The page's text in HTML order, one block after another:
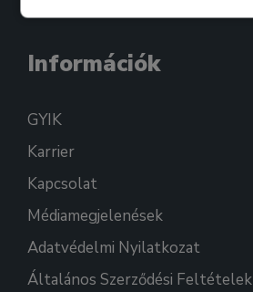
Információk
GYIK
Karrier
Kapcsolat
Médiamegjelenések
Adatvédelmi Nyilatkozat
Általános Szerződési Feltételek